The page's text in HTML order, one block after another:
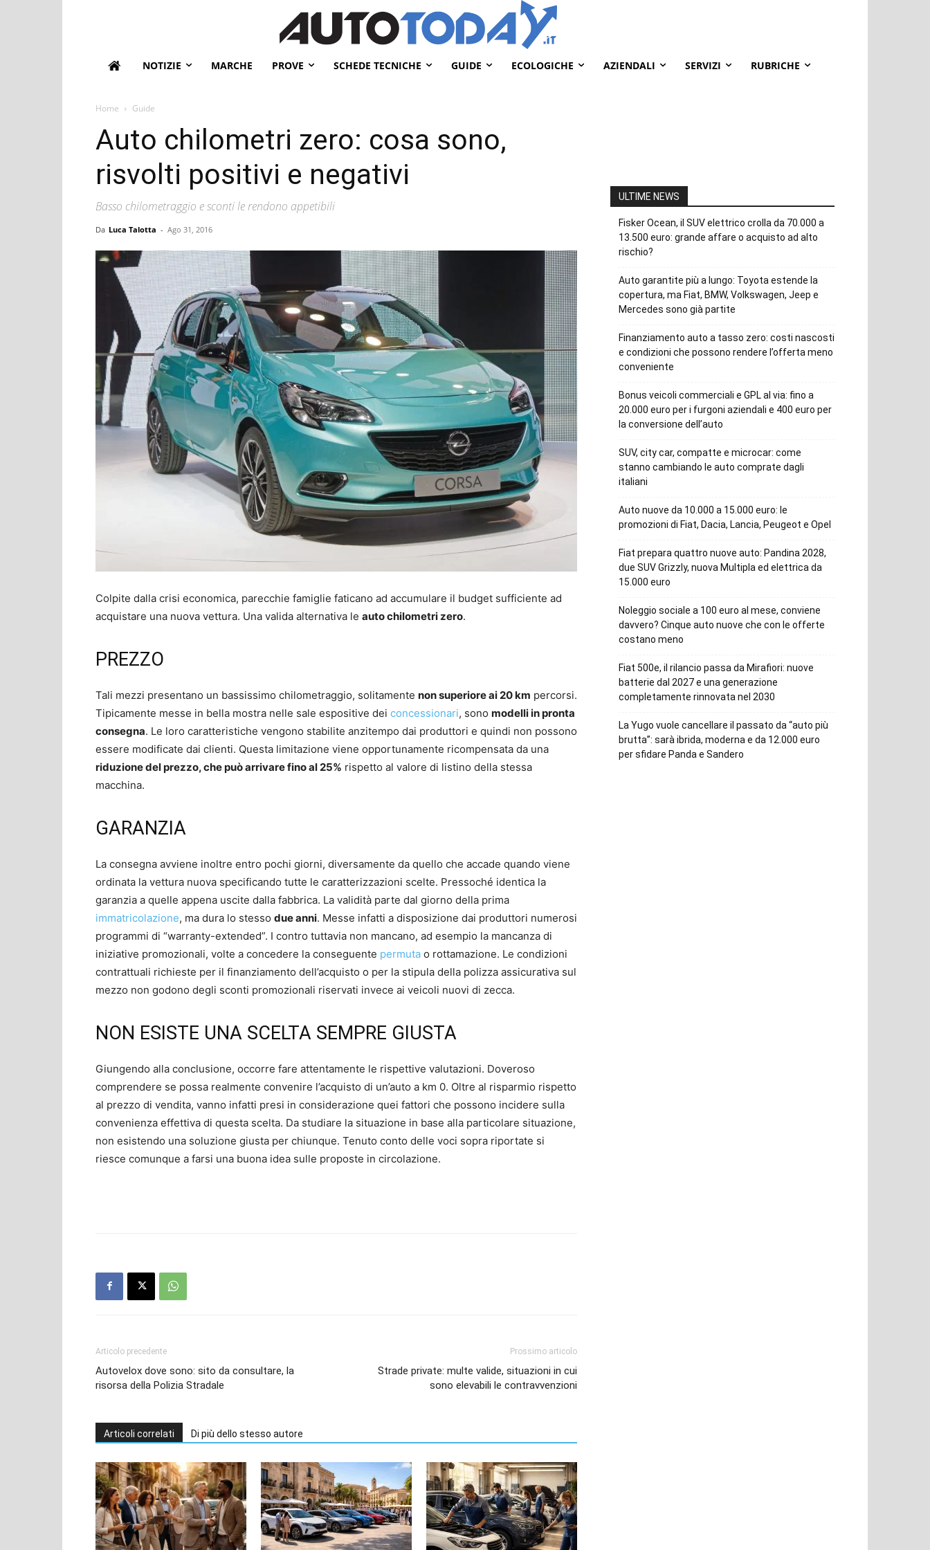
NOTIZIE MARCHE PROVE SCHEDE TECNICHE GUIDE ECOLOGICHE AZIENDALI SERVIZI RUBRICHE
Home Guide
Auto chilometri zero: cosa sono,
risvolti positivi e negativi
Basso chilometraggio e sconti le rendono appetibili
Da Luca Talotta - Ago 31, 2016
Colpite dalla crisi economica, parecchie famiglie faticano ad accumulare il budget sufficiente ad
acquistare una nuova vettura. Una valida alternativa le auto chilometri zero.
PREZZO
Tali mezzi presentano un bassissimo chilometraggio, solitamente non superiore ai 20 km percorsi.
Tipicamente messe in bella mostra nelle sale espositive dei concessionari, sono modelli in pronta
consegna. Le loro caratteristiche vengono stabilite anzitempo dai produttori e quindi non possono
essere modificate dai clienti. Questa limitazione viene opportunamente ricompensata da una
riduzione del prezzo, che può arrivare fino al 25% rispetto al valore di listino della stessa
macchina.
GARANZIA
La consegna avviene inoltre entro pochi giorni, diversamente da quello che accade quando viene
ordinata la vettura nuova specificando tutte le caratterizzazioni scelte. Pressoché identica la
garanzia a quelle appena uscite dalla fabbrica. La validità parte dal giorno della prima
immatricolazione, ma dura lo stesso due anni. Messe infatti a disposizione dai produttori numerosi
programmi di “warranty-extended”. I contro tuttavia non mancano, ad esempio la mancanza di
iniziative promozionali, volte a concedere la conseguente permuta o rottamazione. Le condizioni
contrattuali richieste per il finanziamento dell’acquisto o per la stipula della polizza assicurativa sul
mezzo non godono degli sconti promozionali riservati invece ai veicoli nuovi di zecca.
NON ESISTE UNA SCELTA SEMPRE GIUSTA
Giungendo alla conclusione, occorre fare attentamente le rispettive valutazioni. Doveroso
comprendere se possa realmente convenire l’acquisto di un’auto a km 0. Oltre al risparmio rispetto
al prezzo di vendita, vanno infatti presi in considerazione quei fattori che possono incidere sulla
convenienza effettiva di questa scelta. Da studiare la situazione in base alla particolare situazione,
non esistendo una soluzione giusta per chiunque. Tenuto conto delle voci sopra riportate si
riesce comunque a farsi una buona idea sulle proposte in circolazione.
Articolo precedente
Autovelox dove sono: sito da consultare, la
risorsa della Polizia Stradale
Prossimo articolo
Strade private: multe valide, situazioni in cui
sono elevabili le contravvenzioni
Articoli correlati Di più dello stesso autore
ULTIME NEWS
Fisker Ocean, il SUV elettrico crolla da 70.000 a
13.500 euro: grande affare o acquisto ad alto
rischio?
Auto garantite più a lungo: Toyota estende la
copertura, ma Fiat, BMW, Volkswagen, Jeep e
Mercedes sono già partite
Finanziamento auto a tasso zero: costi nascosti
e condizioni che possono rendere l’offerta meno
conveniente
Bonus veicoli commerciali e GPL al via: fino a
20.000 euro per i furgoni aziendali e 400 euro per
la conversione dell’auto
SUV, city car, compatte e microcar: come
stanno cambiando le auto comprate dagli
italiani
Auto nuove da 10.000 a 15.000 euro: le
promozioni di Fiat, Dacia, Lancia, Peugeot e Opel
Fiat prepara quattro nuove auto: Pandina 2028,
due SUV Grizzly, nuova Multipla ed elettrica da
15.000 euro
Noleggio sociale a 100 euro al mese, conviene
davvero? Cinque auto nuove che con le offerte
costano meno
Fiat 500e, il rilancio passa da Mirafiori: nuove
batterie dal 2027 e una generazione
completamente rinnovata nel 2030
La Yugo vuole cancellare il passato da “auto più
brutta”: sarà ibrida, moderna e da 12.000 euro
per sfidare Panda e Sandero